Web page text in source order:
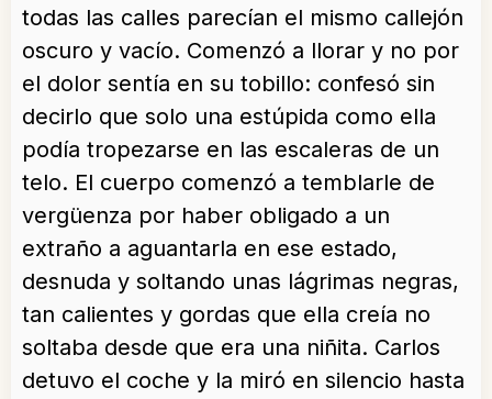
todas las calles parecían el mismo callejón
oscuro y vacío. Comenzó a llorar y no por
el dolor sentía en su tobillo: confesó sin
decirlo que solo una estúpida como ella
podía tropezarse en las escaleras de un
telo. El cuerpo comenzó a temblarle de
vergüenza por haber obligado a un
extraño a aguantarla en ese estado,
desnuda y soltando unas lágrimas negras,
tan calientes y gordas que ella creía no
soltaba desde que era una niñita. Carlos
detuvo el coche y la miró en silencio hasta